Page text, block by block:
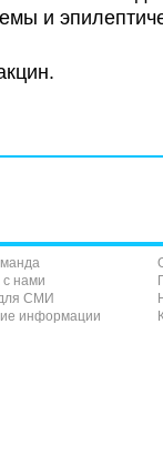
и
с нами
СМИ
информации